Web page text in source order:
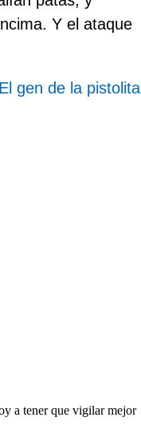
Y el ataque
El gen de la pistolita
a tener que vigilar mejor